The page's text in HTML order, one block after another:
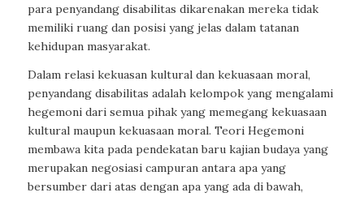
para penyandang disabilitas dikarenakan mereka tidak
memiliki ruang dan posisi yang jelas dalam tatanan
kehidupan masyarakat.
Dalam relasi kekuasan kultural dan kekuasaan moral,
penyandang disabilitas adalah kelompok yang mengalami
hegemoni dari semua pihak yang memegang kekuasaan
kultural maupun kekuasaan moral. Teori Hegemoni
membawa kita pada pendekatan baru kajian budaya yang
merupakan negosiasi campuran antara apa yang
bersumber dari atas dengan apa yang ada di bawah,